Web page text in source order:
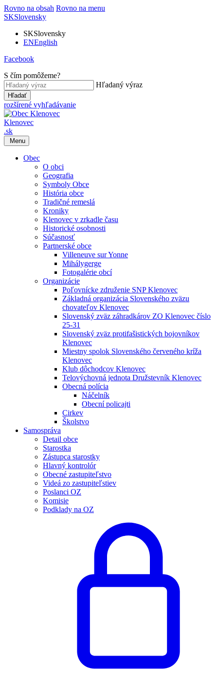
Rovno na obsah Rovno na menu
SKSlovensky
SKSlovensky
ENEnglish
Facebook
S čím pomôžeme?
Hľadaný výraz
Hľadať
rozšírené vyhľadávanie
Klenovec
.sk
Menu
Obec
O obci
Geografia
Symboly Obce
História obce
Tradičné remeslá
Kroniky
Klenovec v zrkadle času
Historické osobnosti
Súčasnosť
Partnerské obce
Villeneuve sur Yonne
Mihálygerge
Fotogalérie obcí
Organizácie
Poľovnícke združenie SNP Klenovec
Základná organizácia Slovenského zväzu
chovateľov Klenovec
Slovenský zväz záhradkárov ZO Klenovec číslo
25-31
Slovenský zväz protifašistických bojovníkov
Klenovec
Miestny spolok Slovenského červeného kríža
Klenovec
Klub dôchodcov Klenovec
Telovýchovná jednota Družstevník Klenovec
Obecná polícia
Náčelník
Obecní policajti
Cirkev
Školstvo
Samospráva
Detail obce
Starostka
Zástupca starostky
Hlavný kontrolór
Obecné zastupiteľstvo
Videá zo zastupiteľstiev
Poslanci OZ
Komisie
Podklady na OZ